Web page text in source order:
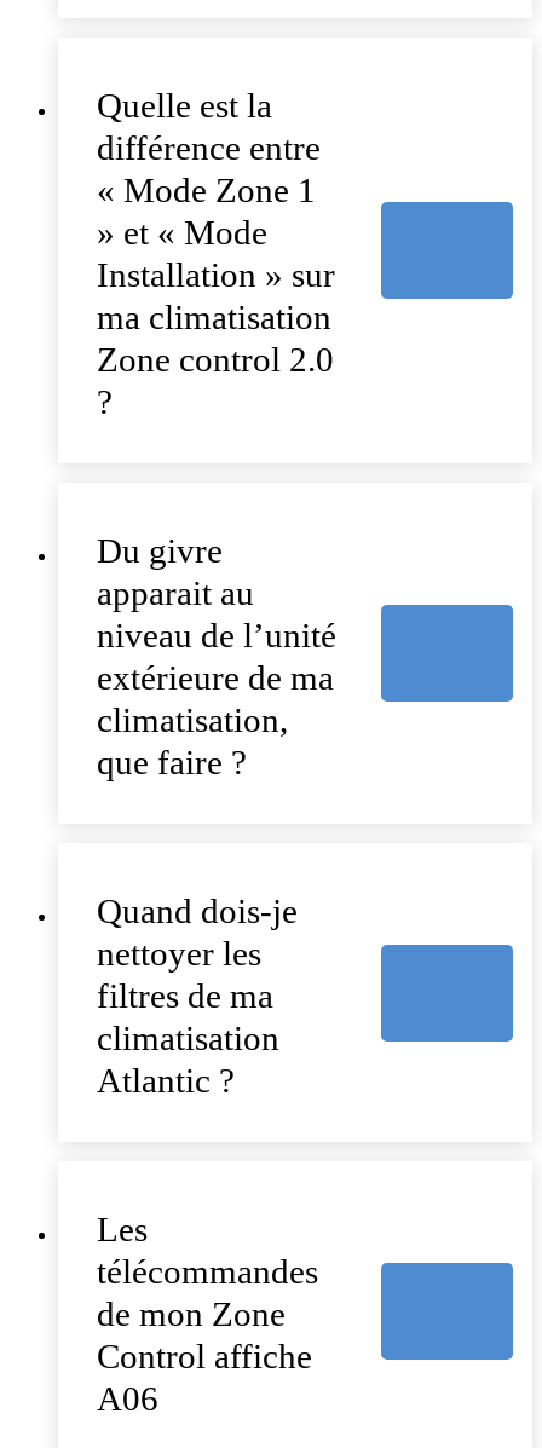
Quelle est la
différence entre
« Mode Zone 1
» et « Mode
Installation » sur
ma climatisation
Zone control 2.0
?
Du givre
apparait au
niveau de l’unité
extérieure de ma
climatisation,
que faire ?
Quand dois-je
nettoyer les
filtres de ma
climatisation
Atlantic ?
Les
télécommandes
de mon Zone
Control affiche
A06